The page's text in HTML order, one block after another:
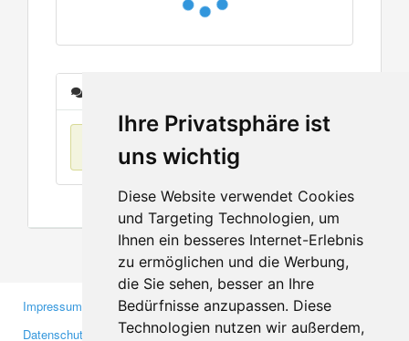
Ihre Privatsphäre ist
uns wichtig
Diese Website verwendet Cookies
und Targeting Technologien, um
Ihnen ein besseres Internet-Erlebnis
zu ermöglichen und die Werbung,
die Sie sehen, besser an Ihre
Bedürfnisse anzupassen. Diese
Technologien nutzen wir außerdem,
Keine Einträge
Impressum
Datenschutzerklärung
Gewerbetreibende
Investoren